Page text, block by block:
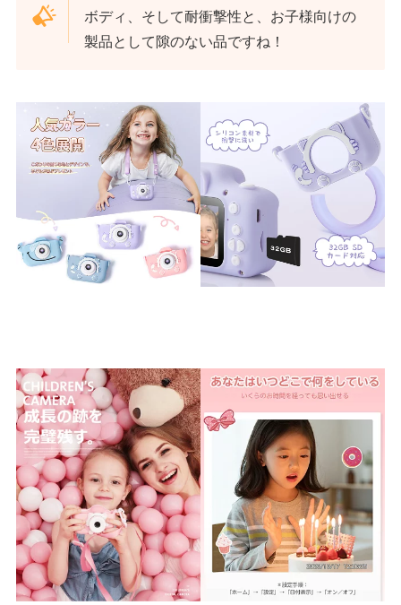
ボディ、そして耐衝撃性と、お子様向けの
製品として隙のない品ですね！